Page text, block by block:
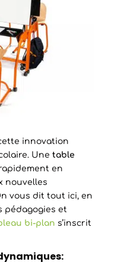
innovation
Une table
en
nouvelles
vous dit tout ici, en
pédagogies et
bi-plan s’inscrit